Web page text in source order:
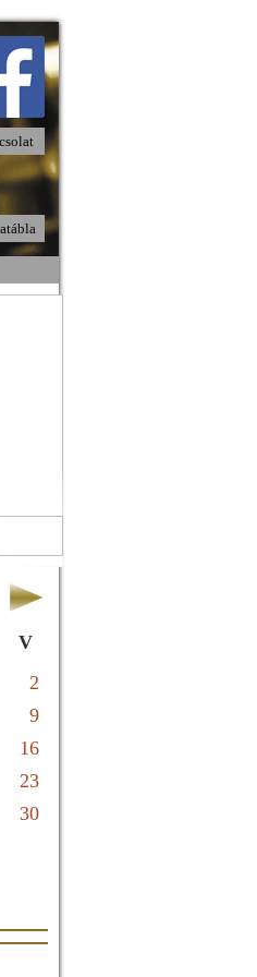
V
2
9
16
23
30